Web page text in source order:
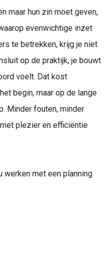
maar hun zin moet geven,
evenwichtige inzet
te betrekken, krijg je niet
op de praktijk, je bouwt
voelt. Dat kost
begin, maar op de lange
Minder fouten, minder
plezier en efficiëntie
werken met een planning